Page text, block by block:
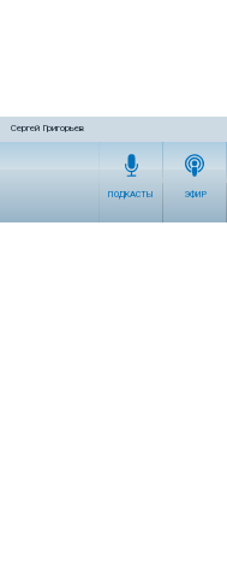
Сергей Григорьев
ПОДКАСТЫ ЭФИР